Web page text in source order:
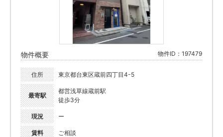
物件概要 物件ID：197479
住所 東京都台東区蔵前四丁目4-5
最寄駅
都営浅草線蔵前駅
徒歩3分
現況 ー
賃料 ご相談